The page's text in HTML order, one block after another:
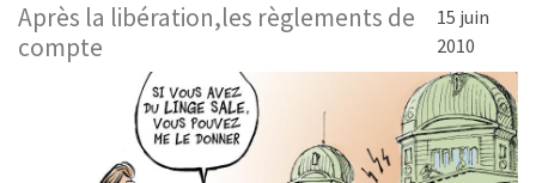
Après la libération,les règlements de
compte
15 juin
2010